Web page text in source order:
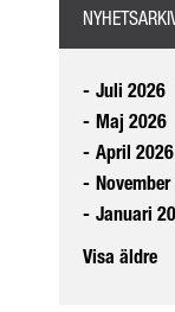
- Juli 2026
- Maj 2026
- April 2026
-
- Januari
Visa äldre